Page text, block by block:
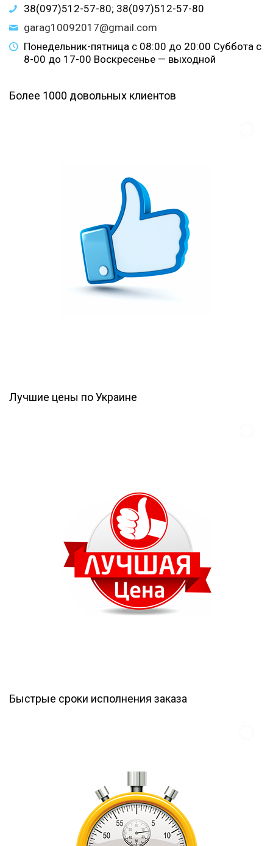
38(097)512-57-80; 38(097)512-57-80
garag10092017@gmail.com
Понедельник-пятница с 08:00 до 20:00 Суббота с
8-00 до 17-00 Воскресенье — выходной
Более 1000 довольных клиентов
Лучшие цены по Украине
Быстрые сроки исполнения заказа